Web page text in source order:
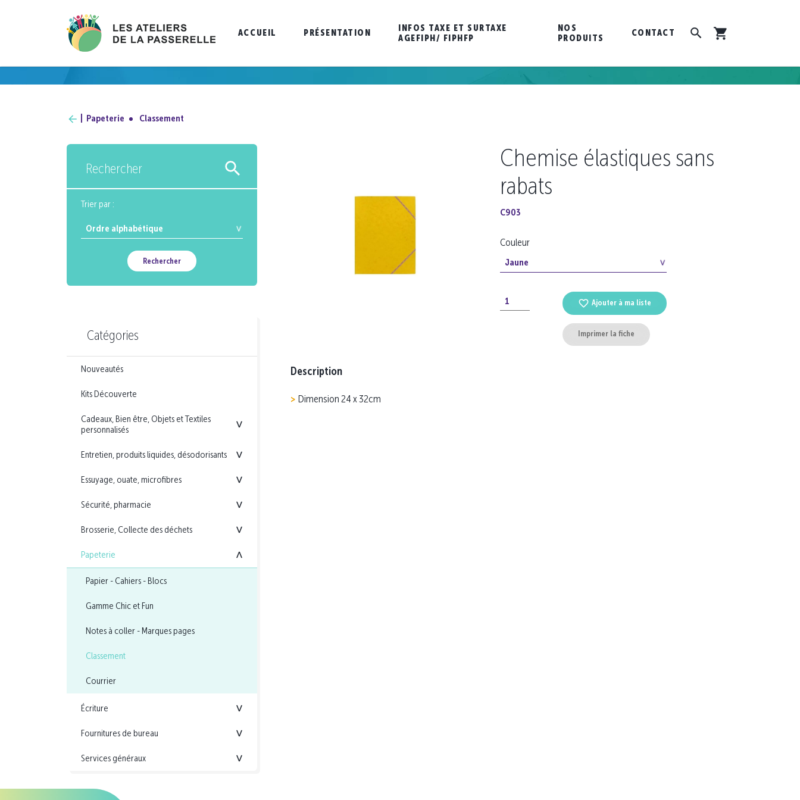
ACCUEIL PRÉSENTATION
INFOS TAXE ET SURTAXE
AGEFIPH/ FIPHFP
NOS
PRODUITS
CONTACT
Papeterie Classement
Rechercher
Trier par :
Rechercher
Catégories
Nouveautés
Kits Découverte
Cadeaux, Bien être, Objets et Textiles
personnalisés
<
Entretien, produits liquides, désodorisants <
Essuyage, ouate, microfibres <
Sécurité, pharmacie <
Brosserie, Collecte des déchets <
Papeterie <
Papier - Cahiers - Blocs
Gamme Chic et Fun
Notes à coller - Marques pages
Classement
Courrier
Écriture <
Fournitures de bureau <
Services généraux <
Chemise élastiques sans
rabats
C903
Couleur
Ajouter à ma liste
Imprimer la fiche
Description
Dimension 24 x 32cm